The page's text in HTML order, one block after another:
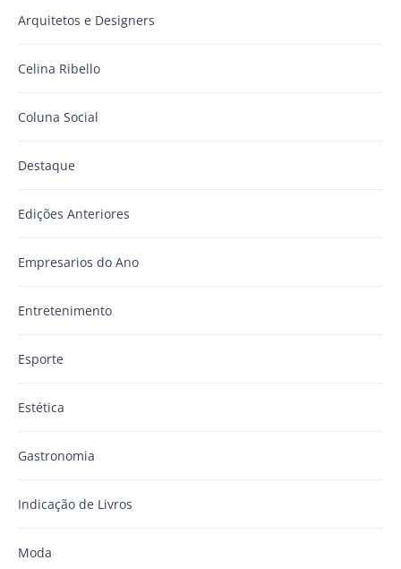
Arquitetos e Designers
Celina Ribello
Coluna Social
Destaque
Edições Anteriores
Empresarios do Ano
Entretenimento
Esporte
Estética
Gastronomia
Indicação de Livros
Moda